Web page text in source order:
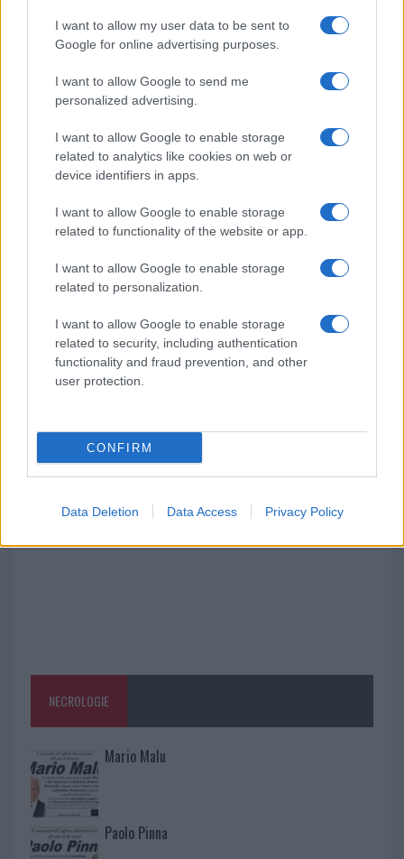
I want to allow my user data to be sent to
Google for online advertising purposes.
I want to allow Google to send me
personalized advertising.
I want to allow Google to enable storage
related to analytics like cookies on web or
device identifiers in apps.
I want to allow Google to enable storage
related to functionality of the website or app.
I want to allow Google to enable storage
related to personalization.
I want to allow Google to enable storage
related to security, including authentication
functionality and fraud prevention, and other
user protection.
CONFIRM
Data Deletion Data Access Privacy Policy
vivo: un amico vip svela come fa
Calangianus, dopo le polemiche il centro
accoglienza minori chiude
Olbia, divieto di sosta contro spaccio e degrado:
esplode la protesta
Pausa caffè impeccabile: come scegliere la
soluzione ideale per la casa e l’ufficio
Monte Pino, la fine di un lungo dolore: storia e
Raid nelle campagne di Berchidda, rischio per
la rete elettrica
NECROLOGIE
Mario Malu
Paolo Pinna